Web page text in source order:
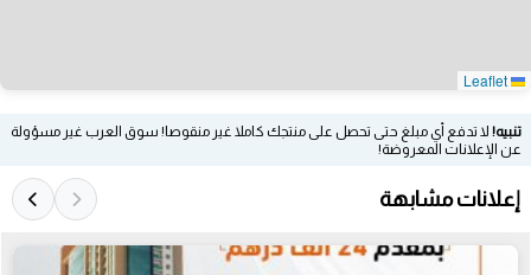
تنبيه! لا تدفع أي مبلغ حتى تحصل على منتجك كاملا غير منقوصا! سوق العرب غير مسؤولة
عن الإعلانات المعروضة!
إعلانات مشابهة